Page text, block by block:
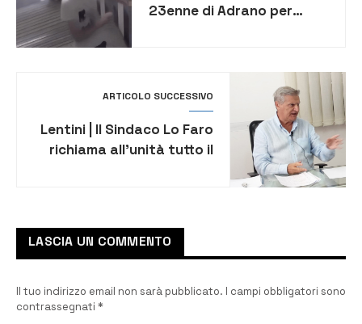
23enne di Adrano per
ARTICOLO SUCCESSIVO
Lentini | Il Sindaco Lo Faro
richiama all’unità tutto il
LASCIA UN COMMENTO
Il tuo indirizzo email non sarà pubblicato. I campi obbligatori sono
contrassegnati *